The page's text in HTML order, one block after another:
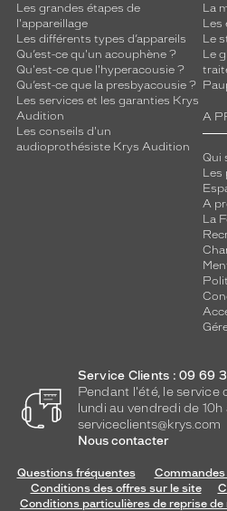
Les grandes étapes de
l'appareillage
Les différents types d’appareils
Qu’est-ce qu'un acouphène ?
Qu'est-ce que l'hyperacousie ?
Qu’est-ce que la presbyacousie ?
Les services et les garanties Krys
Audition
Les conseils d'un
audioprothésiste Krys Audition
La
Les
Le
Le
A
Qui
Les
A
La
Service Clients : 09 69
Pendant l'été, le
lundi au vendredi de 10h
serviceclients@krys.com
Nous contacter
Questions fréquentes
Conditions des offres sur le site
Conditions particulières de reprise de